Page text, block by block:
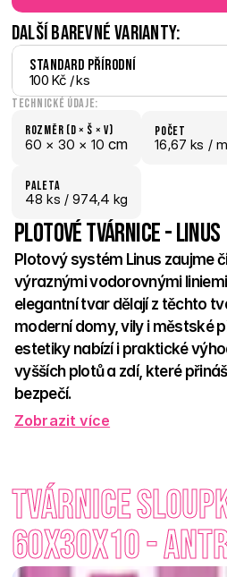
Další barevné varianty:
Standard Přírodní
100 Kč / ks
Technické údaje:
Rozměr (D × š × V)
60 × 30 × 10 cm
počet
16,67 ks /
paletA
48 ks / 974,4 kg
Plotové tvárnice - Linus
Plotový systém Linus zaujme
výraznými vodorovnými
elegantní tvar dělají z těchto
moderní domy, vily i městské
estetiky nabízí i praktické
vyšších plotů a zdí, které
bezpečí.
Díky svému tvaru a dostupnosti ve
rytmus a architektonickou čistotu,
pohled.
Plotové tvárnice Linus jsou
vnést do svého exteriéru moderní
Zobrazit více
Tvárnice
60x30x10 -